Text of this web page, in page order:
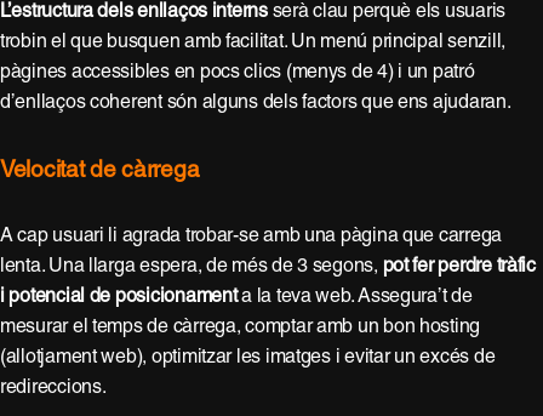
L’estructura dels enllaços internsserà clau perquè els usuaris
trobin el que busquen amb facilitat. Un menú principal senzill,
pàgines accessibles en pocs clics (menys de 4) i un patró
d’enllaços coherent són alguns dels factors que ens ajudaran.
Velocitat de càrrega
A cap usuari li agrada trobar-se amb una pàgina que carrega
lenta. Una llarga espera, de més de 3 segons, pot fer perdre tràfic
i potencial de posicionamenta la teva web. Assegura’t de
mesurar el temps de càrrega, comptar amb un bon hosting
(allotjament web), optimitzar les imatges i evitar un excés de
redireccions.